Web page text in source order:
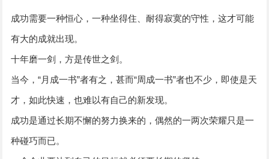
成功需要一种恒心，一种坐得住、耐得寂寞的守性，这才可能
有大的成就出现。
十年磨一剑，方是传世之剑。
当今，“月成一书”者有之，甚而“周成一书”者也不少，即使是天
才，如此快速，也难以有自己的新发现。
成功是通过长期不懈的努力换来的，偶然的一两次荣耀只是一
种碰巧而已。